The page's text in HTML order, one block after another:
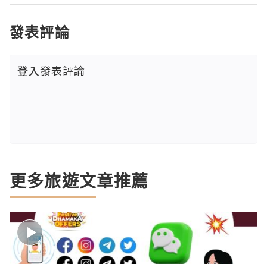
發表評論
登入發表評論
更多旅遊文章推薦